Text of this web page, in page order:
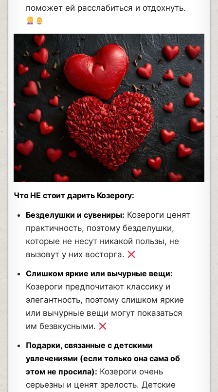
поможет ей расслабиться и отдохнуть.
Что НЕ стоит дарить Козерогу:
Безделушки и сувениры: Козероги ценят
практичность, поэтому безделушки,
которые не несут никакой пользы, не
вызовут у них восторга.
Слишком яркие или вычурные вещи:
Козероги предпочитают классику и
элегантность, поэтому слишком яркие
или вычурные вещи могут показаться
им безвкусными.
Подарки, связанные с детскими
увлечениями (если только она сама об
этом не просила): Козероги очень
серьезны и ценят зрелость. Детские